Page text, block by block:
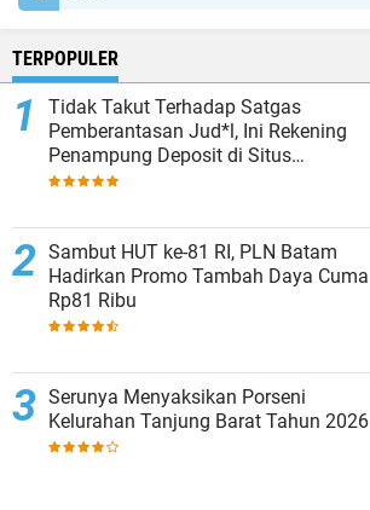
TERPOPULER
Tidak Takut Terhadap Satgas
Pemberantasan Jud*l, Ini Rekening
Penampung Deposit di Situs
MENARA4D
Sambut HUT ke-81 RI, PLN Batam
Hadirkan Promo Tambah Daya Cuma
Rp81 Ribu
Serunya Menyaksikan Porseni
Kelurahan Tanjung Barat Tahun 2026